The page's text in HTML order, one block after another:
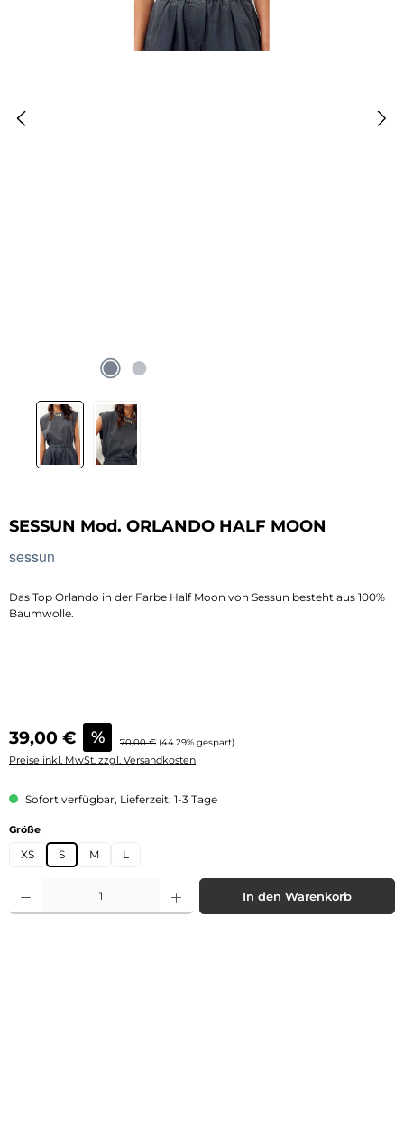
SESSUN Mod. ORLANDO HALF MOON
sessun
Das Top Orlando in der Farbe Half Moon von Sessun besteht aus 100%
Baumwolle.
Verkaufspreis:
39,00 € % Regulärer Preis:
70,00 € (44.29% gespart)
Preise inkl. MwSt. zzgl. Versandkosten
Sofort verfügbar, Lieferzeit: 1-3 Tage
Größeauswählen
XS S M L
Produkt Anzahl: Gib den gewünschten Wert ein oder benutze die
In den Warenkorb